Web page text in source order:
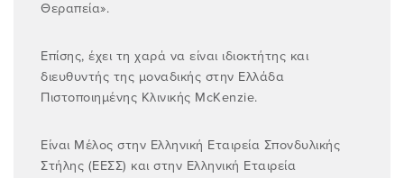
Θεραπεία».
Επίσης, έχει τη χαρά να είναι ιδιοκτήτης και
διευθυντής της μοναδικής στην Ελλάδα
Πιστοποιημένης Κλινικής McKenzie.
Είναι Μέλος στην Ελληνική Εταιρεία Σπονδυλικής
Στήλης (ΕΕΣΣ) και στην Ελληνική Εταιρεία